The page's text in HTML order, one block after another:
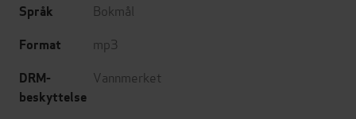
Språk Bokmål
Format mp3
DRM-
beskyttelse
Vannmerket